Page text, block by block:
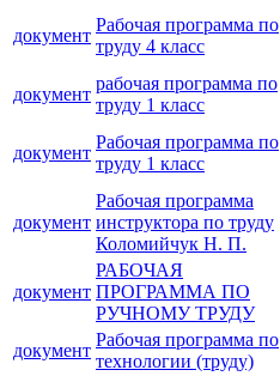
документ
Рабочая программа по
труду 4 класс
документ
рабочая программа по
труду 1 класс
документ
Рабочая программа по
труду 1 класс
документ
Рабочая программа
инструктора по труду
Коломийчук Н. П.
документ
РАБОЧАЯ
ПРОГРАММА ПО
РУЧНОМУ ТРУДУ
документ
Рабочая программа по
технологии (труду)